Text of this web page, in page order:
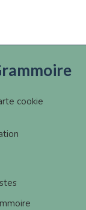
cookie